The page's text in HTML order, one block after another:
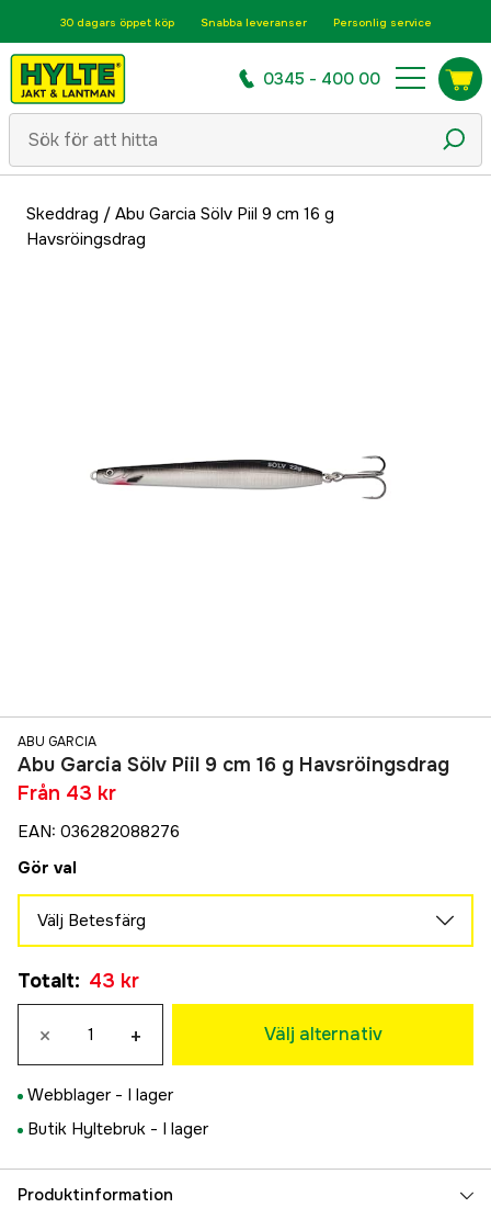
30 dagars öppet köp Snabba leveranser Personlig service
0345 - 400 00
Skeddrag / Abu Garcia Sölv Piil 9 cm 16 g
Havsröingsdrag
ABU GARCIA
Abu Garcia Sölv Piil 9 cm 16 g Havsröingsdrag
Från 43 kr
EAN: 036282088276
Gör val
Välj Betesfärg
72 kr
Smelt
64 kr
99 kr
Light Sandeel
64 kr
64 kr
Totalt: 43 kr
× + Välj alternativ
Webblager - I lager
Butik Hyltebruk - I lager
Produktinformation